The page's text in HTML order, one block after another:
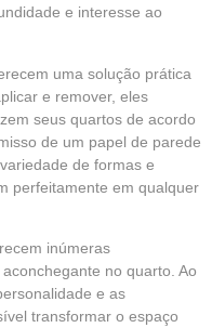
e interesse ao
uma solução prática
e remover, eles
seus quartos de acordo
de um papel de parede
de formas e
perfeitamente em qualquer
inúmeras
no quarto. Ao
e as
transformar o espaço